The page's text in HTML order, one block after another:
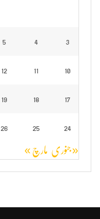
3
4
5
10
11
12
17
18
19
24
25
26
« جنوری مارچ »